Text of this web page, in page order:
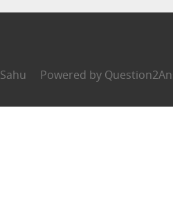
Powered by